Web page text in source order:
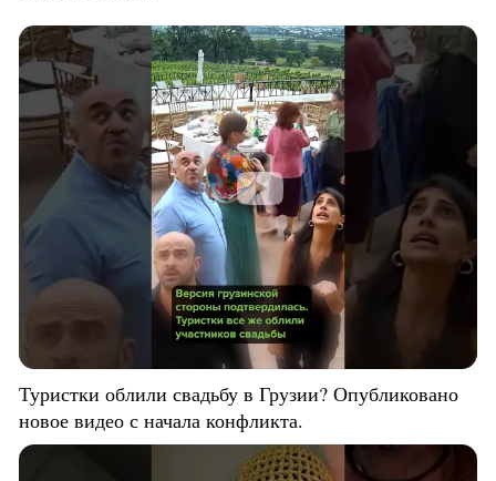
Туристки облили свадьбу в Грузии? Опубликовано
новое видео с начала конфликта.